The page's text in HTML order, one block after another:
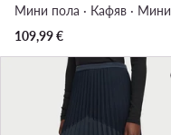
Мини пола · Кафяв · Мини
109,99€